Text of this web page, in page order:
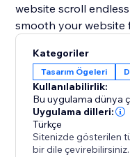
website scroll
smooth your website
page
Credits to Lenis library:
https://github.com/
Kategoriler
Tasarım Ögeleri
Kullanılabilirlik:
Bu uygulama dünya
Uygulama dilleri:
Türkçe
Sitenizde gösterilen
bir dile çevirebilirsiniz.